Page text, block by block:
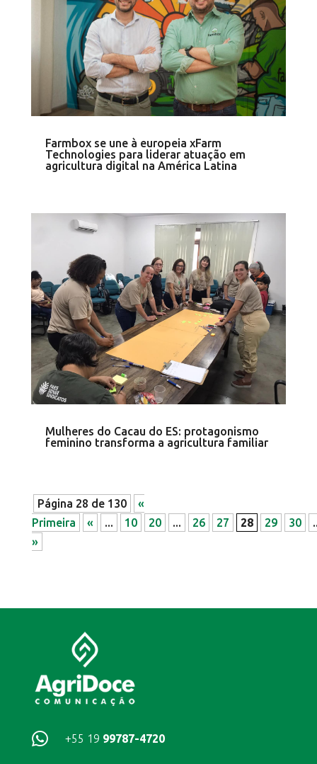
Farmbox se une à europeia xFarm
Technologies para liderar atuação em
agricultura digital na América Latina
Mulheres do Cacau do ES: protagonismo
feminino transforma a agricultura familiar
Página 28 de 130
«
Primeira
« ... 10 20 ... 26 27 28 29 30
»
 +55 19 99787-4720